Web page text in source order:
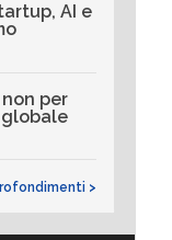
AI e
non per
>